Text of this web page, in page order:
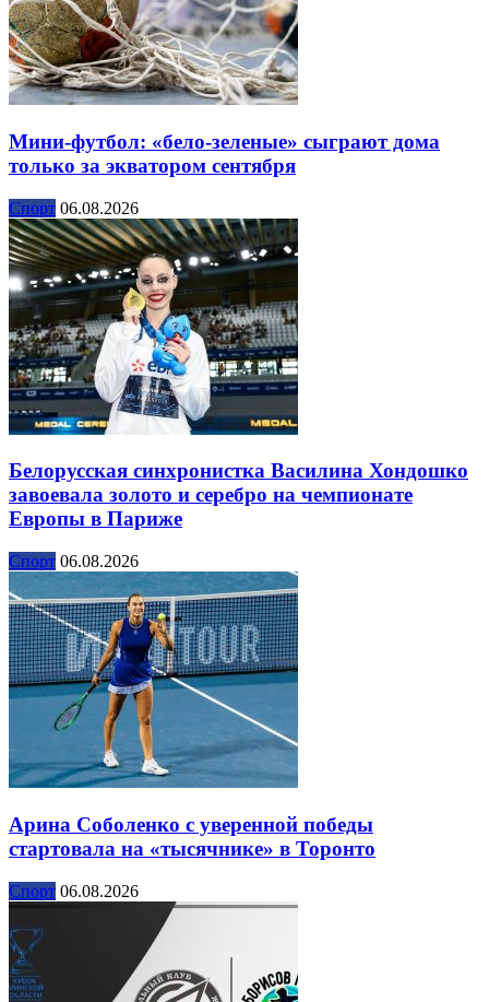
Мини-футбол: «бело-зеленые» сыграют дома
только за экватором сентября
Спорт 06.08.2026
Белорусская синхронистка Василина Хондошко
завоевала золото и серебро на чемпионате
Европы в Париже
Спорт 06.08.2026
Арина Соболенко с уверенной победы
стартовала на «тысячнике» в Торонто
Спорт 06.08.2026